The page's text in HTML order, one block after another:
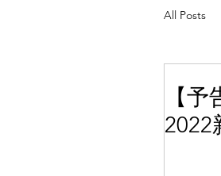
All Posts
【
2022